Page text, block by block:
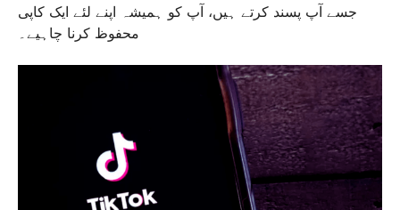
جسے آپ پسند کرتے ہیں، آپ کو ہمیشہ اپنے لئے ایک کاپی
محفوظ کرنا چاہیے۔